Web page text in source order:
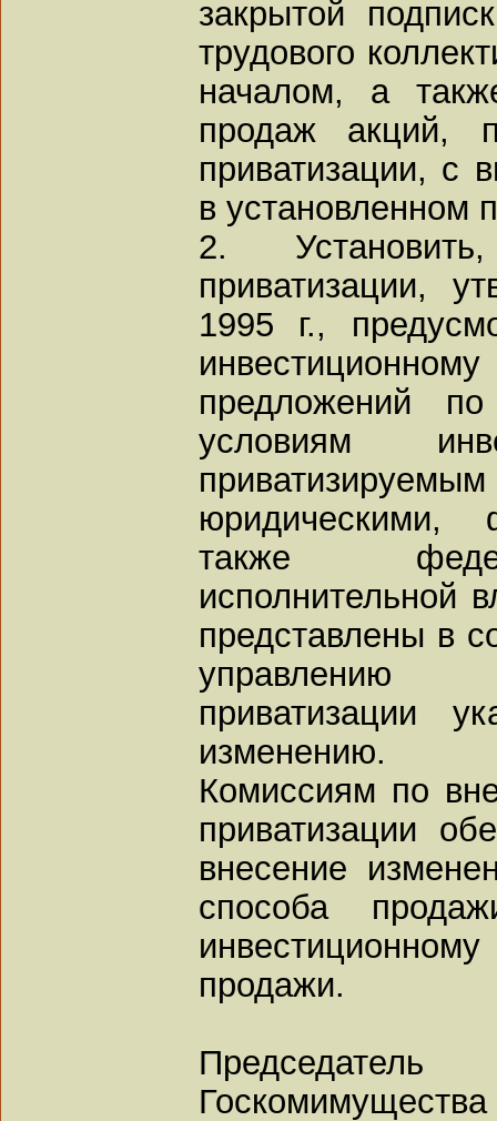
закрытой
трудового
началом, а
продаж акций,
приватизации, с
в установленном
2.
приватизации,
1995 г.,
предложений
условиям
юридическими,
также
исполнительной
представлены в
управлению
приватизации
изменению.
Комиссиям по
приватизации
внесение
способа
продажи.
Председатель